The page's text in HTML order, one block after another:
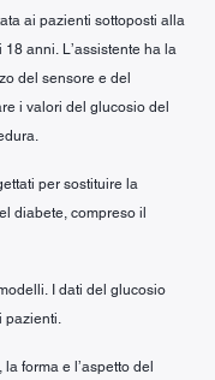
ai pazienti sottoposti alla
anni. L’assistente ha la
del sensore e del
i valori del glucosio del
per sostituire la
diabete, compreso il
I dati del glucosio
pazienti.
forma e l’aspetto del